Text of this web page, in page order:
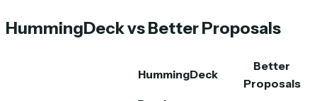
HummingDeck vs Better Proposals
HummingDeck
Better
Proposals